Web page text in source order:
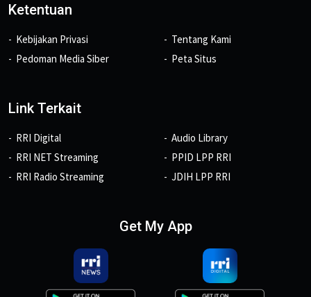
Ketentuan
Kebijakan Privasi
Pedoman Media Siber
Tentang Kami
Peta Situs
Link Terkait
RRI Digital
RRI NET Streaming
RRI Radio Streaming
Audio Library
PPID LPP RRI
JDIH LPP RRI
Get My App